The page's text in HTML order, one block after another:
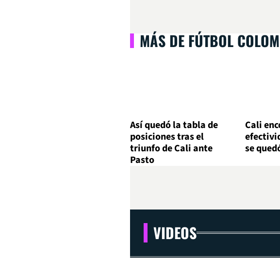
MÁS DE FÚTBOL
Así quedó la tabla de
posiciones tras el
triunfo de Cali ante
Pasto
Cali
se
VIDEOS